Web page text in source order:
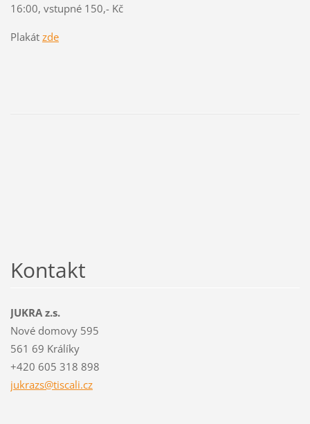
16:00, vstupné 150,- Kč
Plakát zde
Kontakt
JUKRA z.s.
Nové domovy 595
561 69 Králíky
+420 605 318 898
jukrazs@tiscali.cz